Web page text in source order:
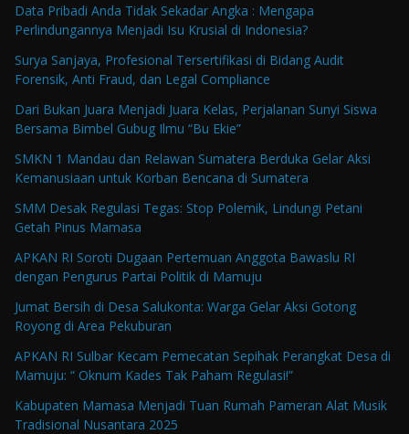
Data Pribadi Anda Tidak Sekadar Angka : Mengapa
Perlindungannya Menjadi Isu Krusial di Indonesia?
Surya Sanjaya, Profesional Tersertifikasi di Bidang Audit
Forensik, Anti Fraud, dan Legal Compliance
Dari Bukan Juara Menjadi Juara Kelas, Perjalanan Sunyi Siswa
Bersama Bimbel Gubug Ilmu “Bu Ekie”
SMKN 1 Mandau dan Relawan Sumatera Berduka Gelar Aksi
Kemanusiaan untuk Korban Bencana di Sumatera
SMM Desak Regulasi Tegas: Stop Polemik, Lindungi Petani
Getah Pinus Mamasa
APKAN RI Soroti Dugaan Pertemuan Anggota Bawaslu RI
dengan Pengurus Partai Politik di Mamuju
Jumat Bersih di Desa Salukonta: Warga Gelar Aksi Gotong
Royong di Area Pekuburan
APKAN RI Sulbar Kecam Pemecatan Sepihak Perangkat Desa di
Mamuju: “ Oknum Kades Tak Paham Regulasi!”
Kabupaten Mamasa Menjadi Tuan Rumah Pameran Alat Musik
Tradisional Nusantara 2025